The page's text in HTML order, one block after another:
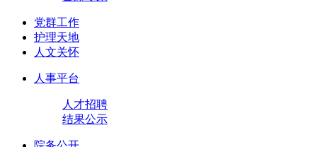
党群工作
护理天地
人文关怀
人事平台
人才招聘
结果公示